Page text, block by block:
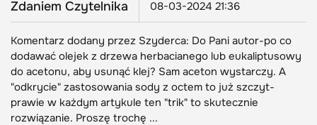
Zdaniem Czytelnika 08-03-2024 21:36
Komentarz dodany przez Szyderca: Do Pani autor-po co
dodawać olejek z drzewa herbacianego lub eukaliptusowy
do acetonu, aby usunąć klej? Sam aceton wystarczy. A
"odkrycie" zastosowania sody z octem to już szczyt-
prawie w każdym artykule ten "trik" to skutecznie
rozwiązanie. Proszę trochę ...